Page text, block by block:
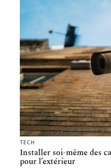
TECH
Installer soi-même des
pour l’extérieur